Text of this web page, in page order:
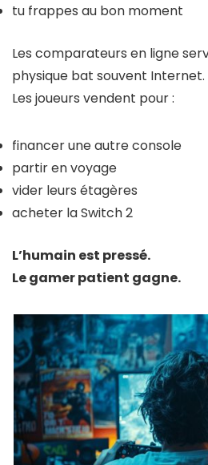
tu frappes au bon moment
Les comparateurs en ligne
physique bat souvent Internet.
Les joueurs vendent pour :
financer une autre console
partir en voyage
vider leurs étagères
acheter la Switch 2
L’humain est pressé.
Le gamer patient gagne.